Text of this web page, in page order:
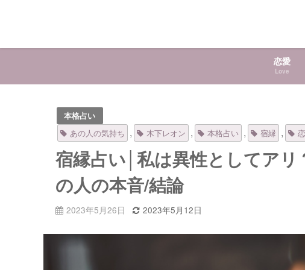
恋愛
Love
本格占い
あの人の気持ち , 木下レオン , 本格占い , 宿縁 ,
宿縁占い│私は異性としてア
の人の本音/結論
2023年5月26日 2023年5月12日